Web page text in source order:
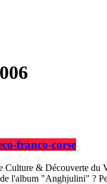
franco-corse
& Découverte du
l'album "Anghjulini" ?